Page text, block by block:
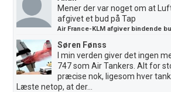
Mener der var noget om at
afgivet et bud på Tap
Air France-KLM afgiver bindende
Søren Fønss
I min verden giver det ingen
747 som Air Tankers. Alt for
præcise nok, ligesom hver
Læste netop, at der...